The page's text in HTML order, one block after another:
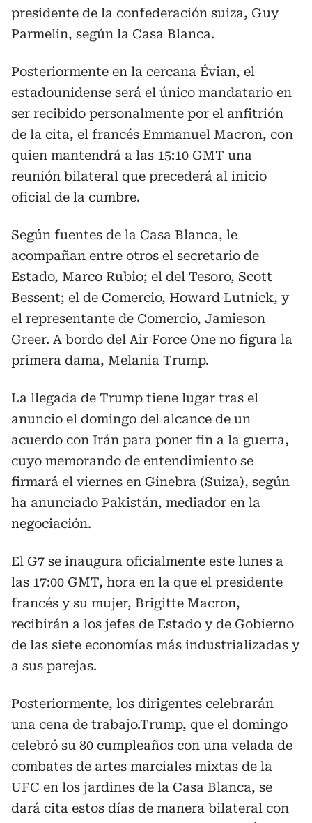
presidente de la confederación suiza, Guy
Parmelin, según la Casa Blanca.
Posteriormente en la cercana Évian, el
estadounidense será el único mandatario en
ser recibido personalmente por el anfitrión
de la cita, el francés Emmanuel Macron, con
quien mantendrá a las 15:10 GMT una
reunión bilateral que precederá al inicio
oficial de la cumbre.
Según fuentes de la Casa Blanca, le
acompañan entre otros el secretario de
Estado, Marco Rubio; el del Tesoro, Scott
Bessent; el de Comercio, Howard Lutnick, y
el representante de Comercio, Jamieson
Greer. A bordo del Air Force One no figura la
primera dama, Melania Trump.
La llegada de Trump tiene lugar tras el
anuncio el domingo del alcance de un
acuerdo con Irán para poner fin a la guerra,
cuyo memorando de entendimiento se
firmará el viernes en Ginebra (Suiza), según
ha anunciado Pakistán, mediador en la
negociación.
El G7 se inaugura oficialmente este lunes a
las 17:00 GMT, hora en la que el presidente
francés y su mujer, Brigitte Macron,
recibirán a los jefes de Estado y de Gobierno
de las siete economías más industrializadas y
a sus parejas.
Posteriormente, los dirigentes celebrarán
una cena de trabajo.Trump, que el domingo
celebró su 80 cumpleaños con una velada de
combates de artes marciales mixtas de la
UFC en los jardines de la Casa Blanca, se
dará cita estos días de manera bilateral con